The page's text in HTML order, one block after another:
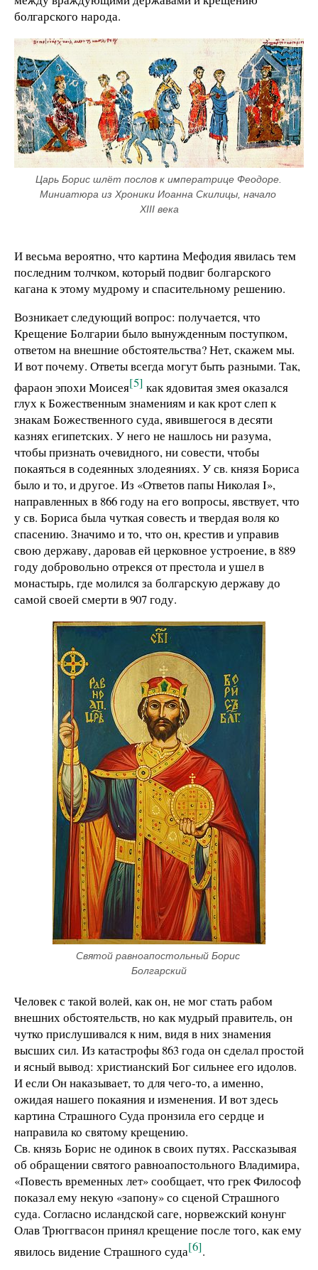
болгарского народа.
Царь Борис шлёт послов к императрице Феодоре.
Миниатюра из Хроники Иоанна Скилицы, начало
XIII века
И весьма вероятно, что картина Мефодия явилась тем
последним толчком, который подвиг болгарского
кагана к этому мудрому и спасительному решению.
Возникает следующий вопрос: получается, что
Крещение Болгарии было вынужденным поступком,
ответом на внешние обстоятельства? Нет, скажем мы.
И вот почему. Ответы всегда могут быть разными. Так,
фараон эпохи Моисея[5] как ядовитая змея оказался
глух к Божественным знамениям и как крот слеп к
знакам Божественного суда, явившегося в десяти
казнях египетских. У него не нашлось ни разума,
чтобы признать очевидного, ни совести, чтобы
покаяться в содеянных злодеяниях. У св. князя Бориса
было и то, и другое. Из «Ответов папы Николая Ι»,
направленных в 866 году на его вопросы, явствует, что
у св. Бориса была чуткая совесть и твердая воля ко
спасению. Значимо и то, что он, крестив и управив
свою державу, даровав ей церковное устроение, в 889
году добровольно отрекся от престола и ушел в
монастырь, где молился за болгарскую державу до
самой своей смерти в 907 году.
Святой равноапостольный Борис
Болгарский
Человек с такой волей, как он, не мог стать рабом
внешних обстоятельств, но как мудрый правитель, он
чутко прислушивался к ним, видя в них знамения
высших сил. Из катастрофы 863 года он сделал простой
и ясный вывод: христианский Бог сильнее его идолов.
И если Он наказывает, то для чего-то, а именно,
ожидая нашего покаяния и изменения. И вот здесь
картина Страшного Суда пронзила его сердце и
направила ко святому крещению.
Св. князь Борис не одинок в своих путях. Рассказывая
об обращении святого равноапостольного Владимира,
«Повесть временных лет» сообщает, что грек Философ
показал ему некую «запону» со сценой Страшного
суда. Согласно исландской саге, норвежский конунг
Олав Трюггвасон принял крещение после того, как ему
явилось видение Страшного суда[6].